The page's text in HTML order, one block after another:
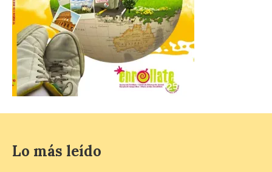
El Gobierno de España
lanza un visor web para
localizar y disfrutar del
eclipse solar del 12 de
agosto con seguridad
7 Ago 2026
que permite conocer la
posición exacta del Sol y
Lo más leído